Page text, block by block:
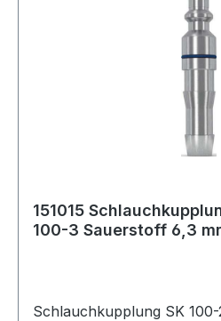
151015
100-3 Sauerstoff 6,3
Schlauchkupplung SK 100-